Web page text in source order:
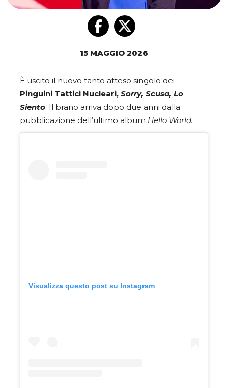
15 MAGGIO 2026
È uscito il nuovo tanto atteso singolo dei
Pinguini Tattici Nucleari, Sorry, Scusa, Lo
Siento. Il brano arriva dopo due anni dalla
pubblicazione dell’ultimo album Hello World.
Visualizza questo post su Instagram